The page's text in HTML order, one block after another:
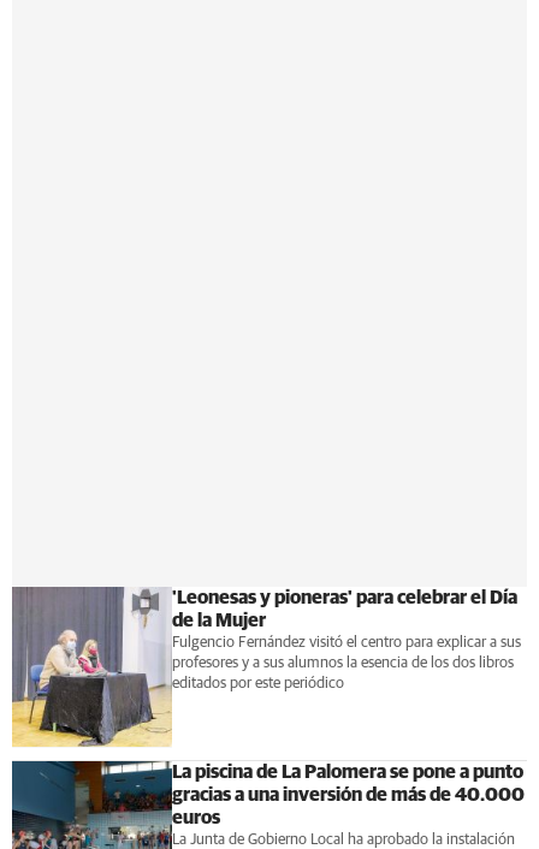
'Leonesas y pioneras' para celebrar el Día
de la Mujer
Fulgencio Fernández visitó el centro para explicar a sus
profesores y a sus alumnos la esencia de los dos libros
editados por este periódico
La piscina de La Palomera se pone a punto
gracias a una inversión de más de 40.000
euros
La Junta de Gobierno Local ha aprobado la instalación